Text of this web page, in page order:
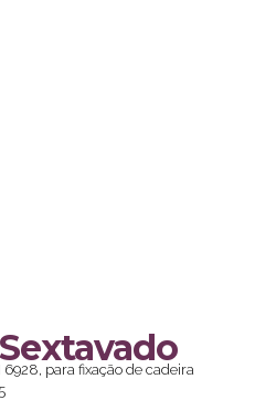
6928, para fixação de cadeira